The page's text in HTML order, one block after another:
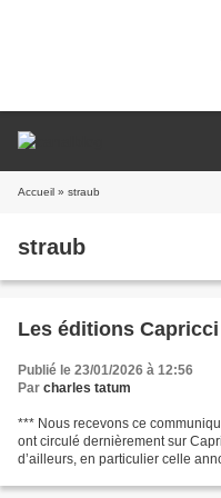
Accueil » straub
straub
Les éditions
Publié le 23/01/2026 à 12:56
Par charles tatum
*** Nous recevons ce
ont circulé dernièrement sur
d’ailleurs, en particulier celle